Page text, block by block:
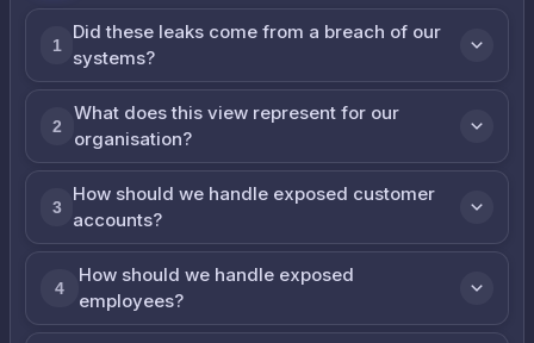
1
Did these leaks come from a breach of our
systems?
2
What does this view represent for our
organisation?
3
How should we handle exposed customer
accounts?
4
How should we handle exposed
employees?